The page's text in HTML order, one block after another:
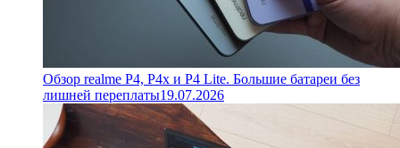
Обзор realme P4, P4x и P4 Lite. Большие батареи без
лишней переплаты19.07.2026